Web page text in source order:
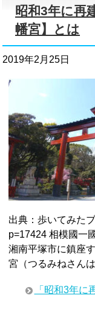
昭和3年に再
幡宮】とは
2019年2月25日
出典：歩いてみた
p=17424 相模國一
湘南平塚市に鎮座
宮（つるみねさん
「昭和3年に